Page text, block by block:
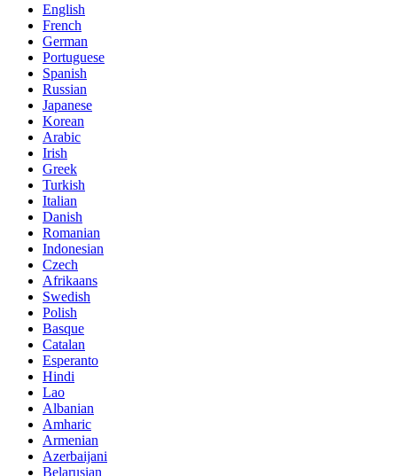
English
French
German
Portuguese
Spanish
Russian
Japanese
Korean
Arabic
Irish
Greek
Turkish
Italian
Danish
Romanian
Indonesian
Czech
Afrikaans
Swedish
Polish
Basque
Catalan
Esperanto
Hindi
Lao
Albanian
Amharic
Armenian
Azerbaijani
Belarusian